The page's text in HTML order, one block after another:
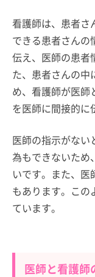
看護師は、患者さ
できる患者さんの
伝え、医師の患者
た、患者さんの中
め、看護師が医師
を医師に間接的に
医師の指示がない
為もできないため
いです。また、医
もあります。この
ています。
医師と看護師